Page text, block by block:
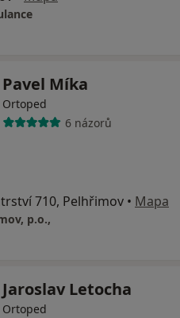
Pavel Míka
Ortoped
6 názorů
710, Pelhřimov • Mapa
p.o.,
Jaroslav Letocha
Ortoped